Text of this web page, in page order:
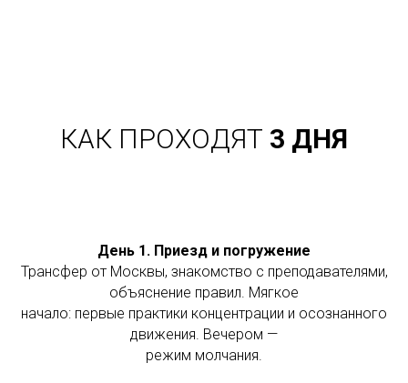
КАК ПРОХОДЯТ 3 ДНЯ
День 1. Приезд и погружение
Трансфер от Москвы, знакомство с преподавателями,
объяснение правил. Мягкое
начало: первые практики концентрации и осознанного
движения. Вечером —
режим молчания.